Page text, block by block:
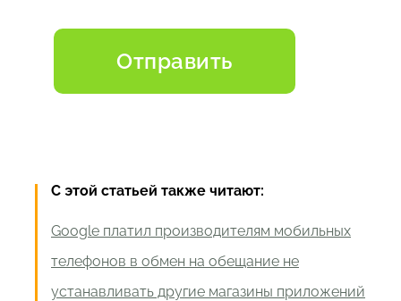
С этой статьей также читают:
Google платил производителям мобильных
телефонов в обмен на обещание не
устанавливать другие магазины приложений